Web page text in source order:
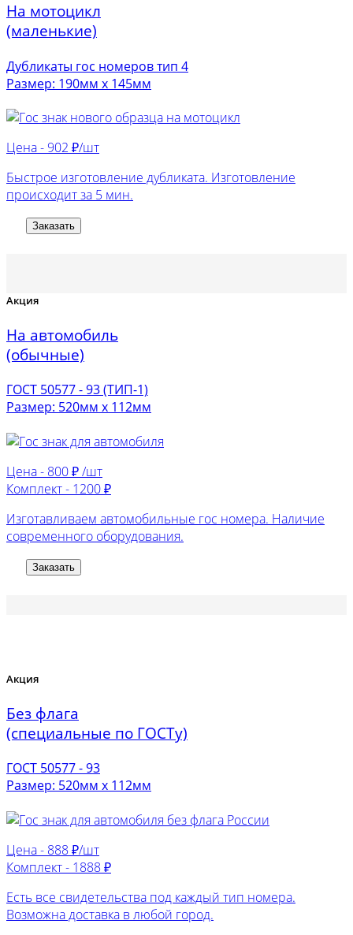
На мотоцикл
(маленькие)
Дубликаты гос номеров тип 4
Размер: 190мм х 145мм
Цена - 902 ₽/шт
Быстрое изготовление дубликата. Изготовление
происходит за 5 мин.
Заказать
Акция
На автомобиль
(обычные)
ГОСТ 50577 - 93 (ТИП-1)
Размер: 520мм х 112мм
Цена - 800 ₽ /шт
Комплект - 1200 ₽
Изготавливаем автомобильные гос номера. Наличие
современного оборудования.
Заказать
Акция
Без флага
(специальные по ГОСТу)
ГОСТ 50577 - 93
Размер: 520мм х 112мм
Цена - 888 ₽/шт
Комплект - 1888 ₽
Есть все свидетельства под каждый тип номера.
Возможна доставка в любой город.